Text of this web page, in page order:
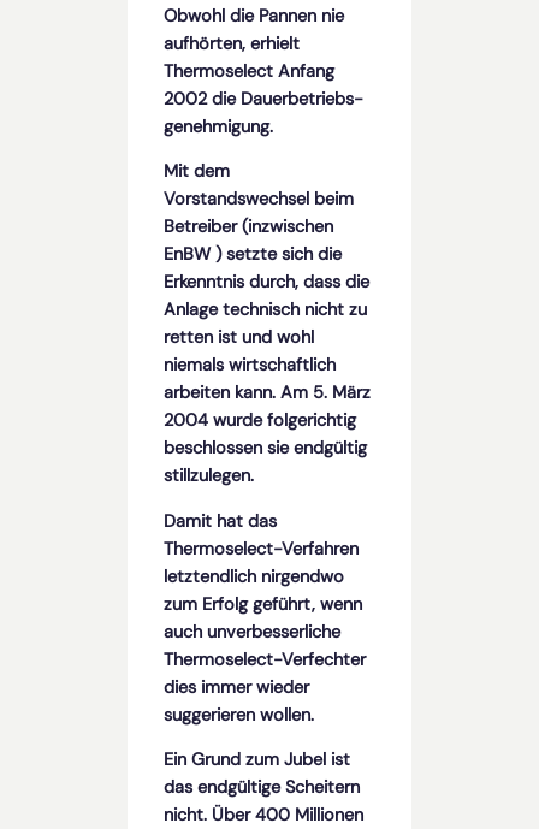
Obwohl die Pannen nie
aufhörten, erhielt
Thermoselect Anfang
2002 die Dauer­betriebs­
genehmigung.
Mit dem
Vorstandswechsel beim
Betreiber (inzwischen
EnBW ) setzte sich die
Erkenntnis durch, dass die
Anlage technisch nicht zu
retten ist und wohl
niemals wirtschaftlich
arbeiten kann. Am 5. März
2004 wurde folgerichtig
beschlossen sie endgültig
stillzulegen.
Damit hat das
Thermoselect-Verfahren
letztendlich nirgendwo
zum Erfolg geführt, wenn
auch unverbesserliche
Thermoselect-Verfechter
dies immer wieder
suggerieren wollen.
Ein Grund zum Jubel ist
das endgültige Scheitern
nicht. Über 400 Millionen